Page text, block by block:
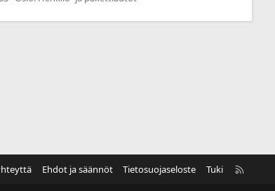
Ehdot ja säännöt Tietosuojaseloste Tuki